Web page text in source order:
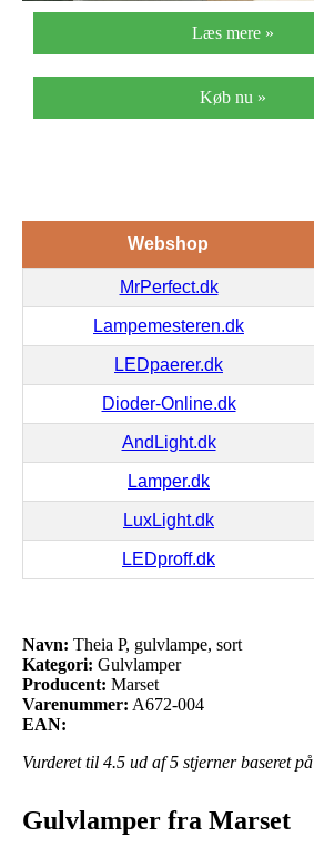
Læs mere »
Køb nu »
Webshop
MrPerfect.dk
Lampemesteren.dk
LEDpaerer.dk
Dioder-Online.dk
AndLight.dk
Lamper.dk
LuxLight.dk
LEDproff.dk
Navn: Theia P, gulvlampe, sort
Kategori: Gulvlamper
Producent: Marset
Varenummer: A672-004
EAN:
Vurderet til 4.5 ud af 5 stjerner baseret på
Gulvlamper fra Marset